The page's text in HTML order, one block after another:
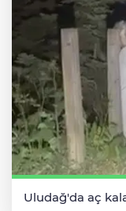
Uludağ'da aç